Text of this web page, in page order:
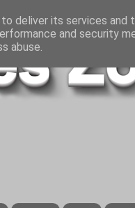
deliver its services and
and security
abuse.